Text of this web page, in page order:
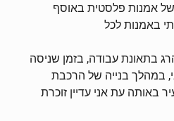
של אמנות פלסטית באוסף
באמנות לכל
בתאונת עבודה, בזמן שניסה
במהלך בנייה של הרכבת
באותה עת אני עדיין זוכרת